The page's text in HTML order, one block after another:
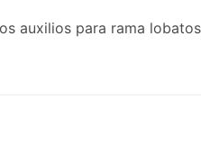
auxilios para rama